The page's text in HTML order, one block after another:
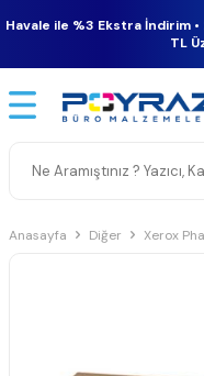
Havale ile %3 Ekstra İndirim
TL
Anasayfa Diğer Xerox